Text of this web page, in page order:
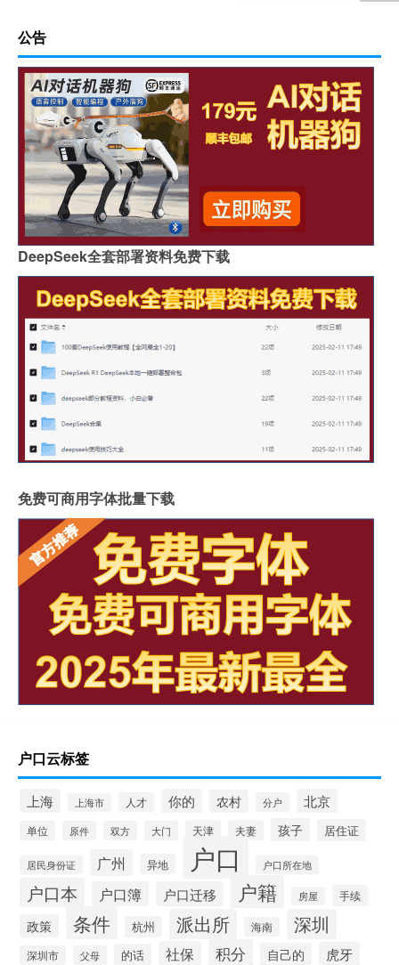
公告
DeepSeek全套部署资料免费下载
免费可商用字体批量下载
户口云标签
上海 上海市 人才 你的 农村 分户 北京
单位 原件 双方 大门 天津 夫妻 孩子 居住证
居民身份证 广州 异地 户口 户口所在地
户口本 户口簿 户口迁移 户籍 房屋 手续
政策 条件 杭州 派出所 海南 深圳
深圳市 父母 的话 社保 积分 自己的 虎牙